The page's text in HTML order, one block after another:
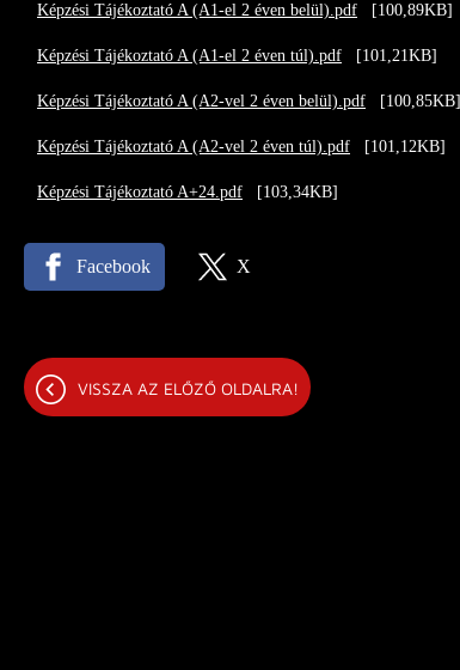
Képzési Tájékoztató A (A1-el 2 éven belül).pdf [100,89KB]
Képzési Tájékoztató A (A1-el 2 éven túl).pdf [101,21KB]
Képzési Tájékoztató A (A2-vel 2 éven belül).pdf [100,85KB]
Képzési Tájékoztató A (A2-vel 2 éven túl).pdf [101,12KB]
Képzési Tájékoztató A+24.pdf [103,34KB]
Facebook X
VISSZA AZ ELŐZŐ OLDALRA!